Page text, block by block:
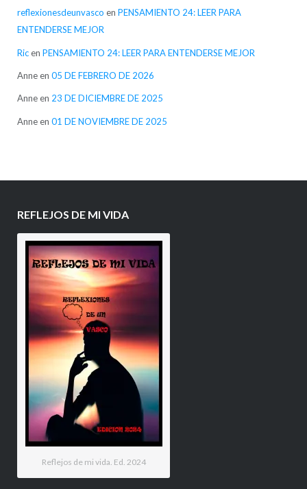
reflexionesdeunvasco en PENSAMIENTO 24: LEER PARA
ENTENDERSE MEJOR
Ricen PENSAMIENTO 24: LEER PARA ENTENDERSE MEJOR
Anneen 05 DE FEBRERO DE 2026
Anneen 23 DE DICIEMBRE DE 2025
Anneen 01 DE NOVIEMBRE DE 2025
REFLEJOS DE MI VIDA
Reflejos de mi vida. Ed. 2024